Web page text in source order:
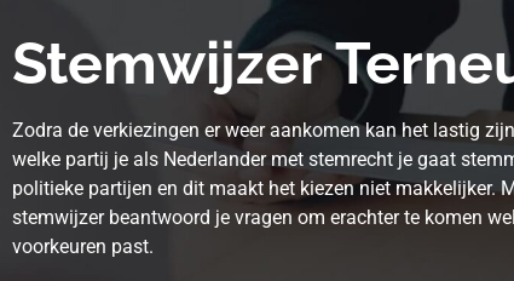
Stemwijzer
Zodra de verkiezingen er weer aankomen kan het lastig
welke partij je als Nederlander met stemrecht je gaat
politieke partijen en dit maakt het kiezen niet makkelijker.
stemwijzer beantwoord je vragen om erachter te komen
voorkeuren past.